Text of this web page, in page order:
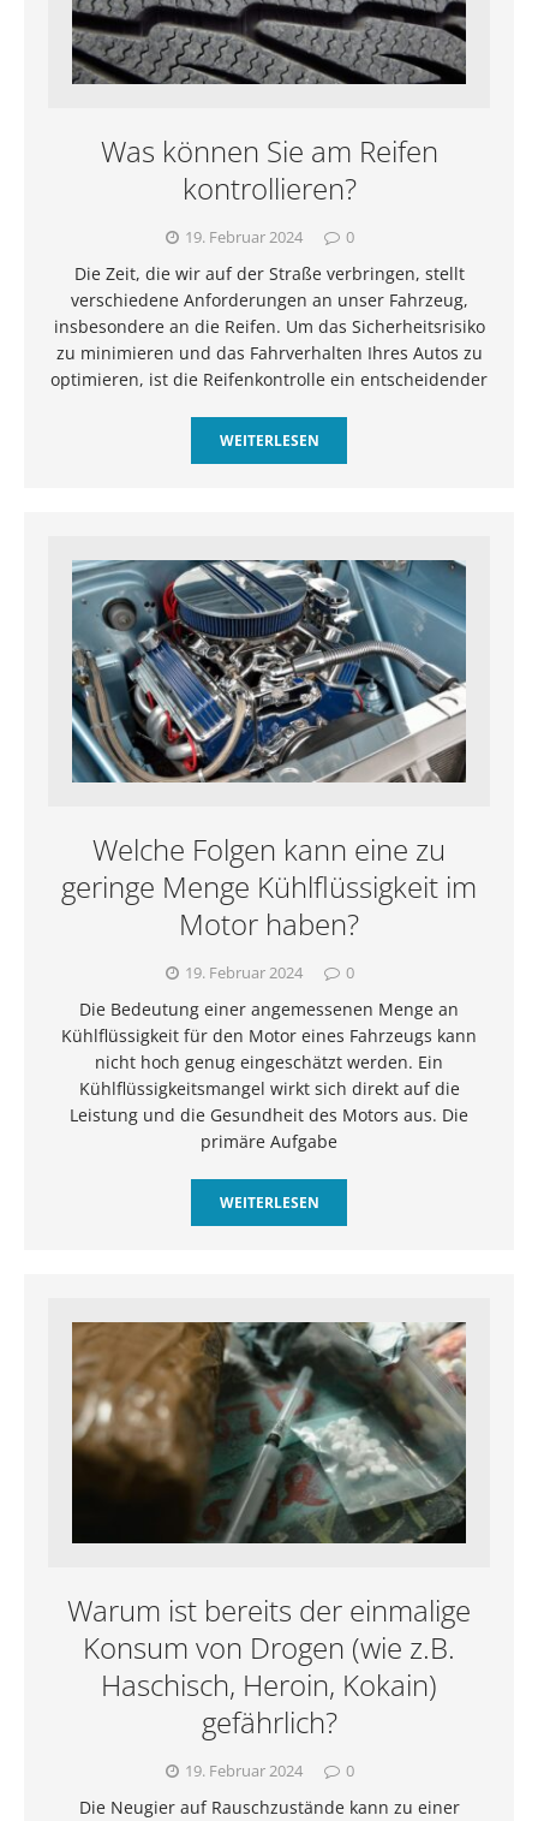
Was können Sie am Reifen
kontrollieren?
19. Februar 2024 0
Die Zeit, die wir auf der Straße verbringen, stellt
verschiedene Anforderungen an unser Fahrzeug,
insbesondere an die Reifen. Um das Sicherheitsrisiko
zu minimieren und das Fahrverhalten Ihres Autos zu
optimieren, ist die Reifenkontrolle ein entscheidender
WEITERLESEN
Welche Folgen kann eine zu
geringe Menge Kühlflüssigkeit im
Motor haben?
19. Februar 2024 0
Die Bedeutung einer angemessenen Menge an
Kühlflüssigkeit für den Motor eines Fahrzeugs kann
nicht hoch genug eingeschätzt werden. Ein
Kühlflüssigkeitsmangel wirkt sich direkt auf die
Leistung und die Gesundheit des Motors aus. Die
primäre Aufgabe
WEITERLESEN
Warum ist bereits der einmalige
Konsum von Drogen (wie z.B.
Haschisch, Heroin, Kokain)
gefährlich?
19. Februar 2024 0
Die Neugier auf Rauschzustände kann zu einer